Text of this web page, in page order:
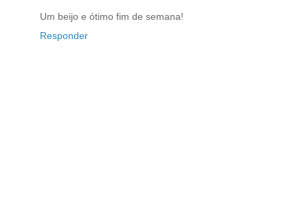
Um beijo e ótimo fim de semana!
Responder